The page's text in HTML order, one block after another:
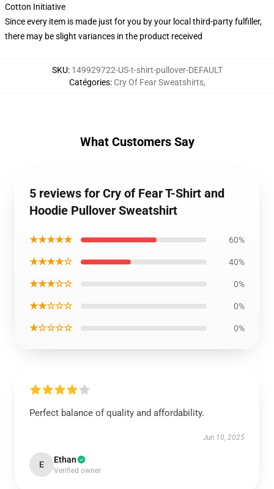
Cotton Initiative
Since every item is made just for you by your local third-party fulfiller,
there may be slight variances in the product received
SKU: 149929722-US-t-shirt-pullover-DEFAULT
Catégories: Cry Of Fear Sweatshirts,
What Customers Say
5 reviews for Cry of Fear T-Shirt and
Hoodie Pullover Sweatshirt
★★★★★ 60%
★★★★☆ 40%
★★★☆☆ 0%
★★☆☆☆ 0%
★☆☆☆☆ 0%
Perfect balance of quality and affordability.
Jun 10, 2025
E Ethan
Verified owner